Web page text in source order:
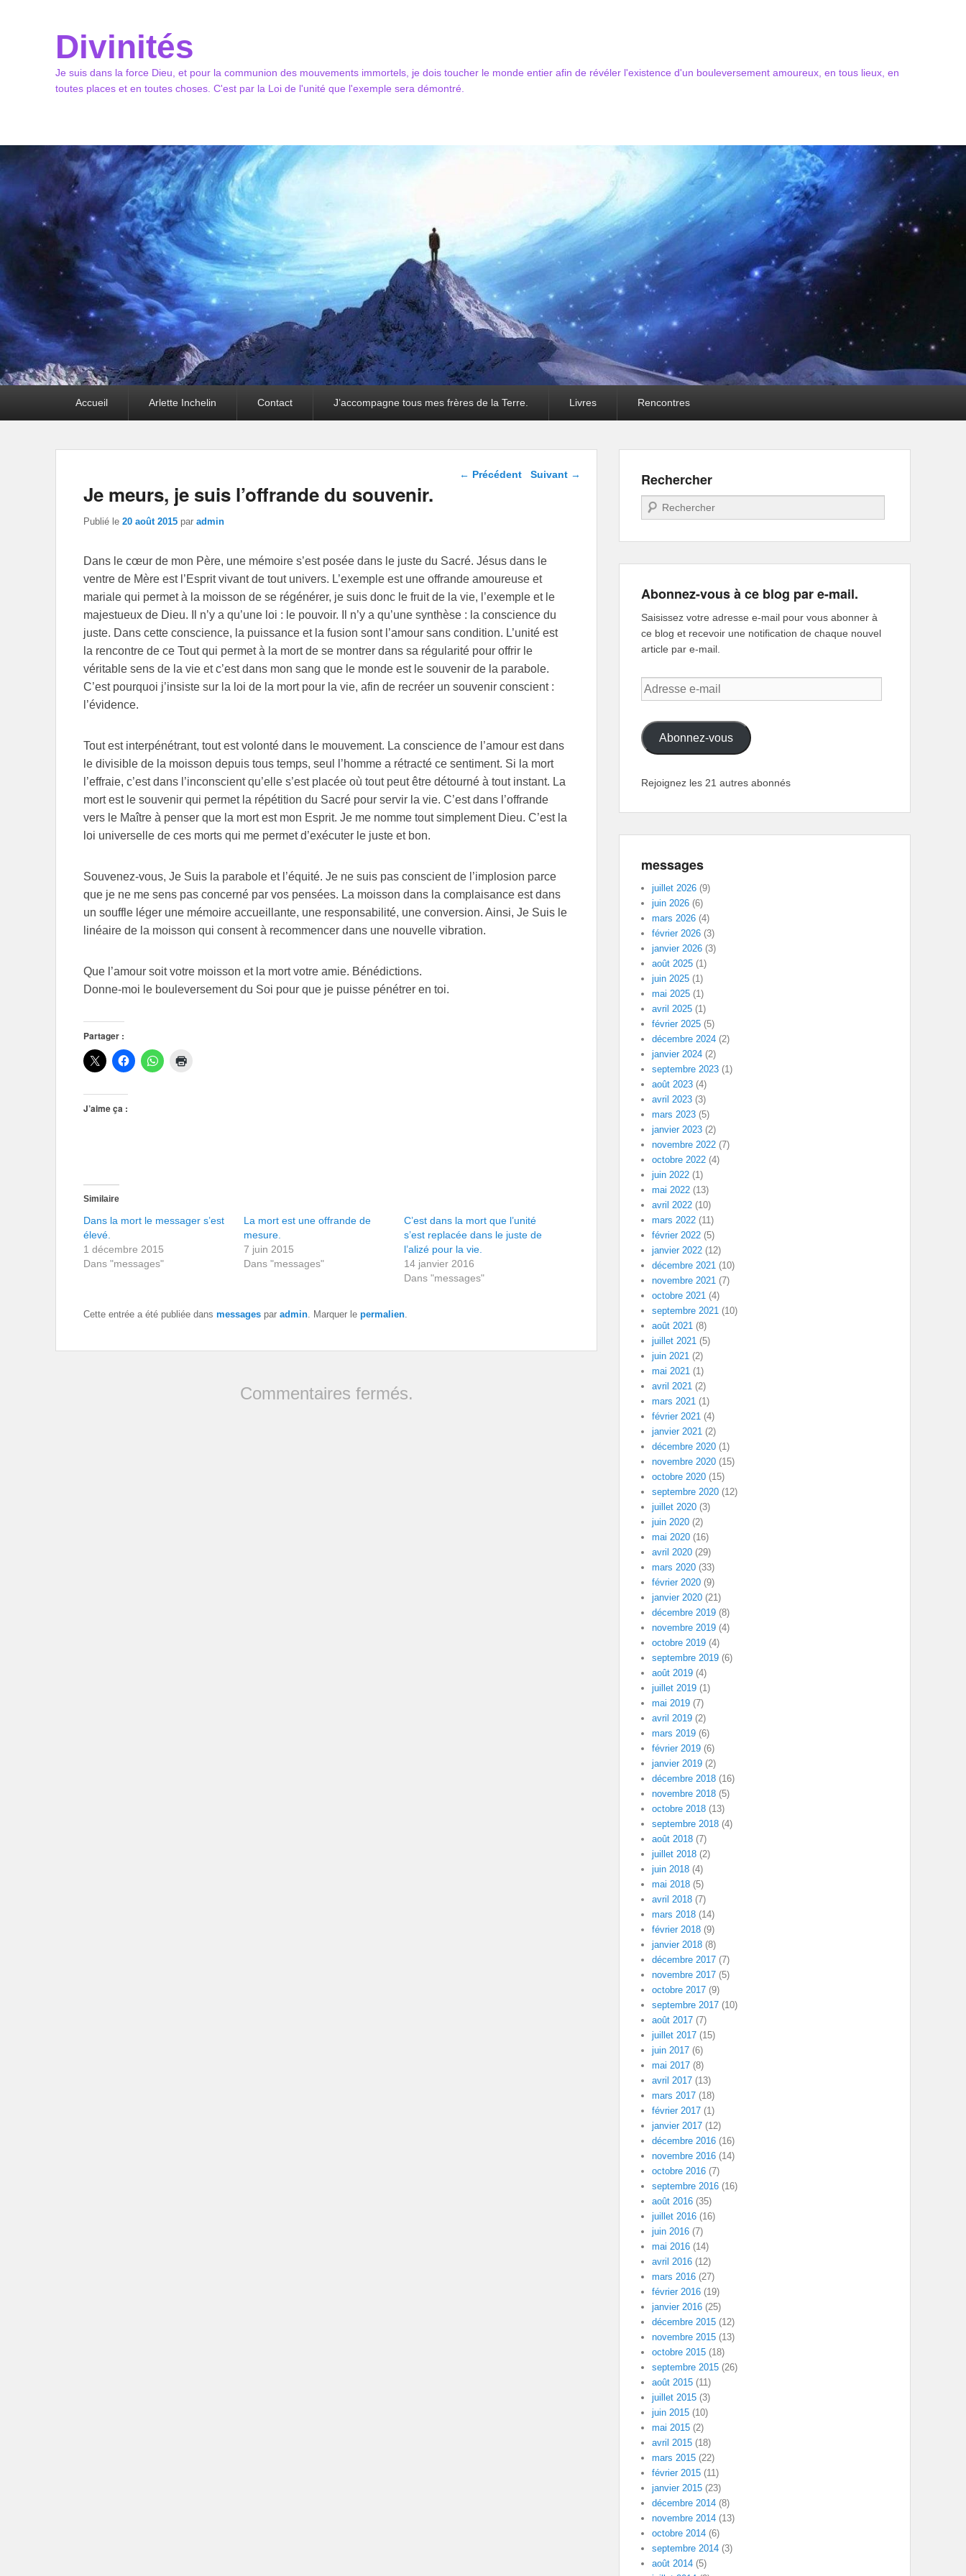
Divinités
Je suis dans la force Dieu, et pour la communion des mouvements immortels, je dois toucher le monde entier afin de révéler l'existence d'un bouleversement amoureux, en tous lieux, en
toutes places et en toutes choses. C'est par la Loi de l'unité que l'exemple sera démontré.
Accueil Arlette Inchelin Contact J’accompagne tous mes frères de la Terre. Livres Rencontres
Navigation dans les
← Précédent Suivant →
Je meurs, je suis l’offrande du souvenir.
Publié le 20 août 2015 par admin
Dans le cœur de mon Père, une mémoire s’est posée dans le juste du Sacré. Jésus dans le
ventre de Mère est l’Esprit vivant de tout univers. L’exemple est une offrande amoureuse et
mariale qui permet à la moisson de se régénérer, je suis donc le fruit de la vie, l’exemple et le
majestueux de Dieu. Il n’y a qu’une loi : le pouvoir. Il n’y a qu’une synthèse : la conscience du
juste. Dans cette conscience, la puissance et la fusion sont l’amour sans condition. L’unité est
la rencontre de ce Tout qui permet à la mort de se montrer dans sa régularité pour offrir le
véritable sens de la vie et c’est dans mon sang que le monde est le souvenir de la parabole.
C’est pourquoi j’insiste sur la loi de la mort pour la vie, afin de recréer un souvenir conscient :
l’évidence.
Tout est interpénétrant, tout est volonté dans le mouvement. La conscience de l’amour est dans
le divisible de la moisson depuis tous temps, seul l’homme a rétracté ce sentiment. Si la mort
l’effraie, c’est dans l’inconscient qu’elle s’est placée où tout peut être détourné à tout instant. La
mort est le souvenir qui permet la répétition du Sacré pour servir la vie. C’est dans l’offrande
vers le Maître à penser que la mort est mon Esprit. Je me nomme tout simplement Dieu. C’est la
loi universelle de ces morts qui me permet d’exécuter le juste et bon.
Souvenez-vous, Je Suis la parabole et l’équité. Je ne suis pas conscient de l’implosion parce
que je ne me sens pas concerné par vos pensées. La moisson dans la complaisance est dans
un souffle léger une mémoire accueillante, une responsabilité, une conversion. Ainsi, Je Suis le
linéaire de la moisson qui consent à recommencer dans une nouvelle vibration.
Que l’amour soit votre moisson et la mort votre amie. Bénédictions.
Donne-moi le bouleversement du Soi pour que je puisse pénétrer en toi.
Partager :
J’aime ça :
Similaire
Dans la mort le messager s’est
élevé.
1 décembre 2015
Dans "messages"
La mort est une offrande de
mesure.
7 juin 2015
Dans "messages"
C’est dans la mort que l’unité
s’est replacée dans le juste de
l’alizé pour la vie.
14 janvier 2016
Dans "messages"
Cette entrée a été publiée dans messages par admin . Marquer le permalien
Commentaires fermés.
Rechercher
Recherche
Abonnez-vous à ce blog par e-mail.
Saisissez votre adresse e-mail pour vous abonner à
ce blog et recevoir une notification de chaque nouvel
article par e-mail.
Adresse
e-
Abonnez-vous
Rejoignez les 21 autres abonnés
messages
juillet 2026 (9)
juin 2026 (6)
mars 2026 (4)
février 2026 (3)
janvier 2026 (3)
août 2025 (1)
juin 2025 (1)
mai 2025 (1)
avril 2025 (1)
février 2025 (5)
décembre 2024 (2)
janvier 2024 (2)
septembre 2023 (1)
août 2023 (4)
avril 2023 (3)
mars 2023 (5)
janvier 2023 (2)
novembre 2022 (7)
octobre 2022 (4)
juin 2022 (1)
mai 2022 (13)
avril 2022 (10)
mars 2022 (11)
février 2022 (5)
janvier 2022 (12)
décembre 2021 (10)
novembre 2021 (7)
octobre 2021 (4)
septembre 2021 (10)
août 2021 (8)
juillet 2021 (5)
juin 2021 (2)
mai 2021 (1)
avril 2021 (2)
mars 2021 (1)
février 2021 (4)
janvier 2021 (2)
décembre 2020 (1)
novembre 2020 (15)
octobre 2020 (15)
septembre 2020 (12)
juillet 2020 (3)
juin 2020 (2)
mai 2020 (16)
avril 2020 (29)
mars 2020 (33)
février 2020 (9)
janvier 2020 (21)
décembre 2019 (8)
novembre 2019 (4)
octobre 2019 (4)
septembre 2019 (6)
août 2019 (4)
juillet 2019 (1)
mai 2019 (7)
avril 2019 (2)
mars 2019 (6)
février 2019 (6)
janvier 2019 (2)
décembre 2018 (16)
novembre 2018 (5)
octobre 2018 (13)
septembre 2018 (4)
août 2018 (7)
juillet 2018 (2)
juin 2018 (4)
mai 2018 (5)
avril 2018 (7)
mars 2018 (14)
février 2018 (9)
janvier 2018 (8)
décembre 2017 (7)
novembre 2017 (5)
octobre 2017 (9)
septembre 2017 (10)
août 2017 (7)
juillet 2017 (15)
juin 2017 (6)
mai 2017 (8)
avril 2017 (13)
mars 2017 (18)
février 2017 (1)
janvier 2017 (12)
décembre 2016 (16)
novembre 2016 (14)
octobre 2016 (7)
septembre 2016 (16)
août 2016 (35)
juillet 2016 (16)
juin 2016 (7)
mai 2016 (14)
avril 2016 (12)
mars 2016 (27)
février 2016 (19)
janvier 2016 (25)
décembre 2015 (12)
novembre 2015 (13)
octobre 2015 (18)
septembre 2015 (26)
août 2015 (11)
juillet 2015 (3)
juin 2015 (10)
mai 2015 (2)
avril 2015 (18)
mars 2015 (22)
février 2015 (11)
janvier 2015 (23)
décembre 2014 (8)
novembre 2014 (13)
octobre 2014 (6)
septembre 2014 (3)
août 2014 (5)